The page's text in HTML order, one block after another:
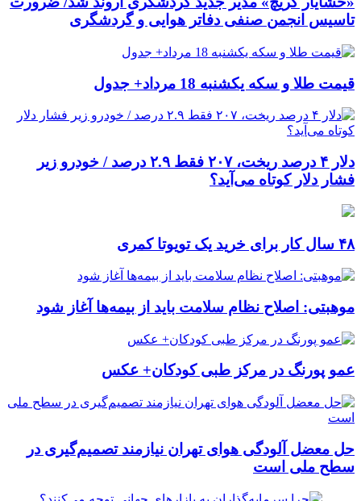
تاسیس انجمن صنفی دفاتر هوایی و گردشگری
قیمت طلا و سکه یکشنبه 18 مرداد+ جدول
دلار ۴ درصد ریخت، ۲۰۷ فقط ۲.۹ درصد / خودرو زیر
فشار دلار کوتاه می‌آید؟
۴۸ سال کار برای خرید یک تویوتا کمری
موهبتی: اصلاح نظام سلامت باید از بیمه‌ها آغاز شود
عمو پورنگ در مرکز طبی کودکان+ عکس
حل معضل آلودگی هوای تهران نیازمند تصمیم‌گیری در
سطح ملی است